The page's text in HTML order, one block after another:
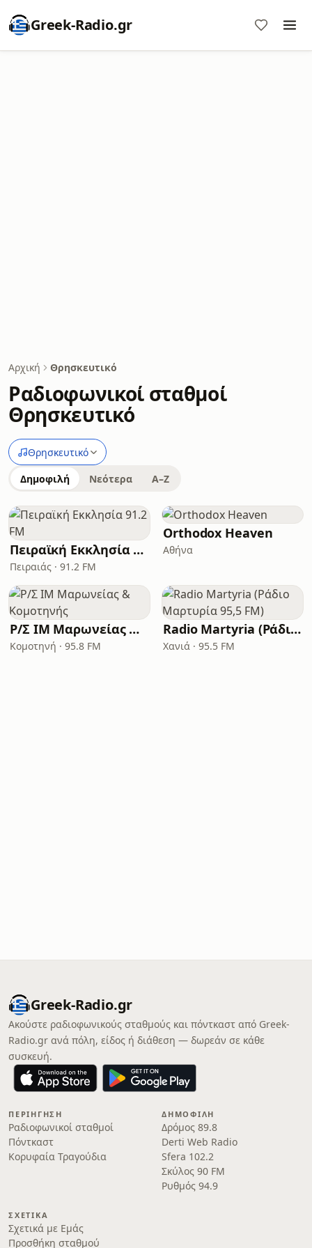
Greek-Radio.gr
Αρχική Θρησκευτικό
Ραδιοφωνικοί σταθμοί
Θρησκευτικό
Θρησκευτικό
Δημοφιλή Νεότερα A–Z
Πειραϊκή Εκκλησία 91.2 FM
Πειραιάς · 91.2 FM
Orthodox Heaven
Αθήνα
Ρ/Σ ΙΜ Μαρωνείας & Κομοτηνής
Κομοτηνή · 95.8 FM
Radio Martyria (Ράδιο Μαρτυρία 95,5 FM)
Χανιά · 95.5 FM
Greek-Radio.gr
Ακούστε ραδιοφωνικούς σταθμούς και πόντκαστ από Greek-
Radio.gr ανά πόλη, είδος ή διάθεση — δωρεάν σε κάθε
συσκευή.
ΠΕΡΙΉΓΗΣΗ
Ραδιοφωνικοί σταθμοί
Πόντκαστ
Κορυφαία Τραγούδια
ΔΗΜΟΦΙΛΉ
Δρόμος 89.8
Derti Web Radio
Sfera 102.2
Σκύλος 90 FM
Ρυθμός 94.9
ΣΧΕΤΙΚΆ
Σχετικά με Εμάς
Προσθήκη σταθμού